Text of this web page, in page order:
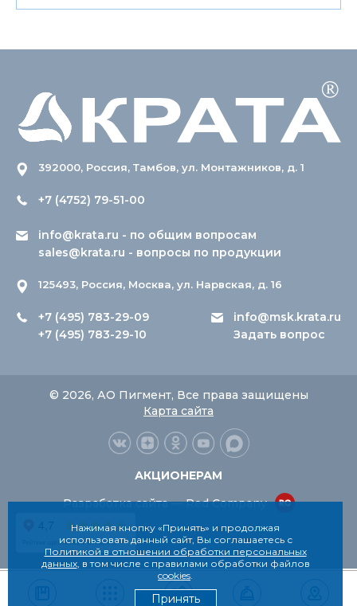
392000, Россия, Тамбов, ул. Монтажников, д. 1
+7 (4752) 79-51-00
info@krata.ru - по общим вопросам
sales@krata.ru - вопросы по продукции
125493, Россия, Москва, ул. Нарвская, д. 16
+7 (495) 783-29-09
+7 (495) 783-29-10
info@msk.krata.ru
Задать вопрос
© 2026, АО Пигмент, Все права защищены
Карта сайта
АКЦИОНЕРАМ
Разработка сайта — Red Company
Нажимая кнопку «Принять» и продолжая
использовать данный сайт, Вы соглашаетесь с
Политикой в отношении обработки персональных
данных, в том числе с правилами обработки файлов
cookies.
Принять